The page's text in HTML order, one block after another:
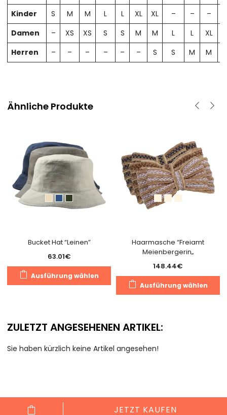
JETZT KAUFEN
Kinder
S M M L L XL XL – – –
Damen
– XS XS S S M M L L XL
Herren
– – – – – – S S M M
Ähnliche Produkte
Bucket Hat “Leinen”
63.01€
Ausführung wählen
Produkt
weist
auf.
Optionen
Produktseite
gewählt
Haarmasche “Freiamt
Meienbergerin„
148.44€
Ausführung wählen
ZULETZT ANGESEHENEN ARTIKEL:
Sie haben kürzlich keine Artikel angesehen!